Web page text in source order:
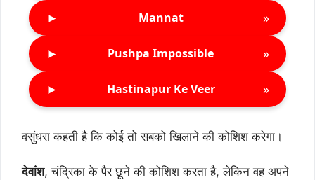
► Mannat »
► Pushpa Impossible »
► Hastinapur Ke Veer »
वसुंधरा कहती है कि कोई तो सबको खिलाने की कोशिश करेगा।
देवांश, चंद्रिका के पैर छूने की कोशिश करता है, लेकिन वह अपने